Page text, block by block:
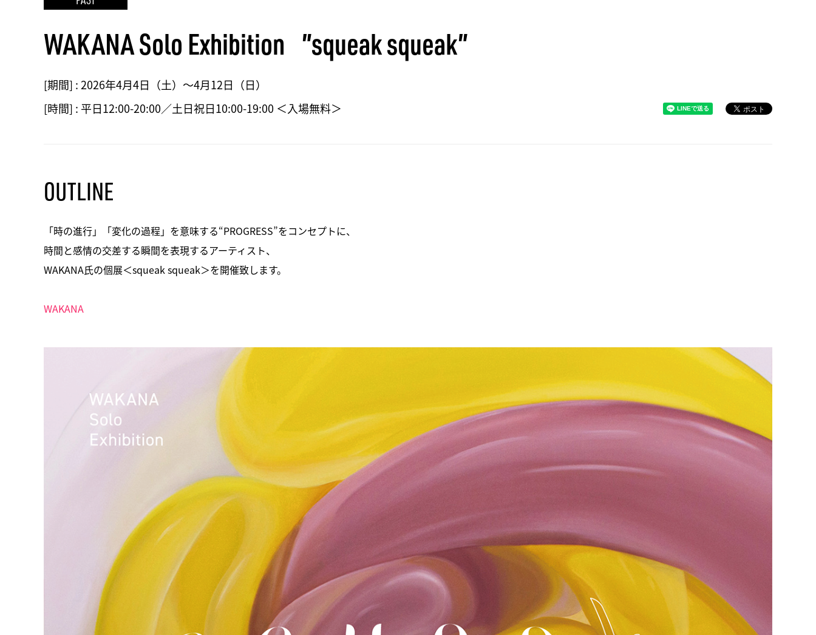
WAKANA Solo Exhibition ”squeak squeak”
[期間] : 2026年4月4日（土）〜4月12日（日）
[時間] : 平日12:00-20:00／土日祝日10:00-19:00 ＜入場無料＞
OUTLINE
「時の進行」「変化の過程」を意味する“PROGRESS”をコンセプトに、
時間と感情の交差する瞬間を表現するアーティスト、
WAKANA氏の個展＜squeak squeak＞を開催致します。
WAKANA